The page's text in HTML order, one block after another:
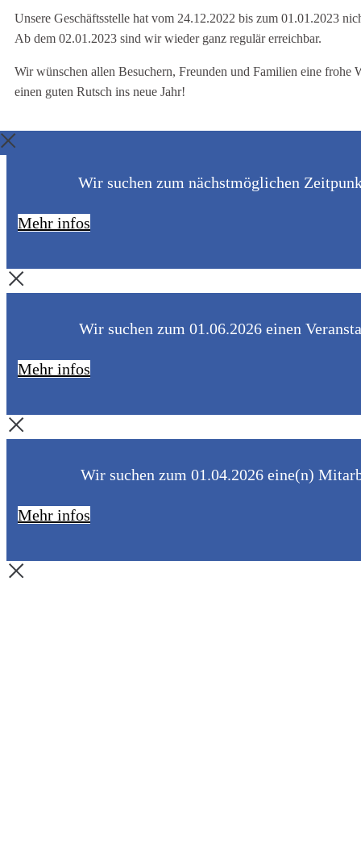
Unsere Geschäftsstelle hat vom 24.12.2022 bis zum 01.01.2023
Ab dem 02.01.2023 sind wir wieder ganz regulär erreichbar.
Wir wünschen allen Besuchern, Freunden und Familien eine frohe
einen guten Rutsch ins neue Jahr!
Wir suchen zum nächstmöglichen
Mehr infos
Wir suchen zum 01.06.2026 einen
Mehr infos
Wir suchen zum 01.04.2026 eine(n)
Mehr infos